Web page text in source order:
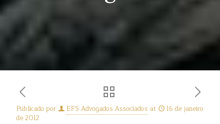
Publicado por EFS Advogados Associados at
16 de janeiro
de 2012